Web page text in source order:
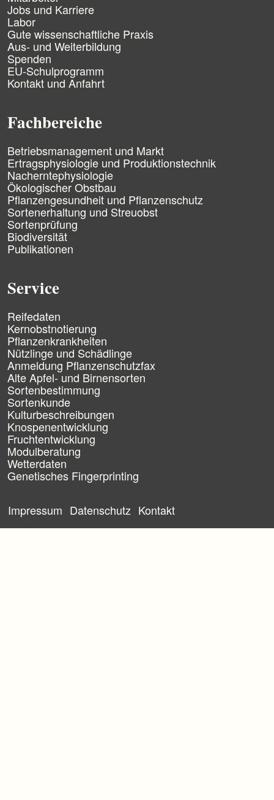
t
i
o
n
ü
b
e
r
r
n
g
e
n
Jobs und Karriere
Labor
Gute wissenschaftliche Praxis
Aus- und Weiterbildung
Spenden
EU-Schulprogramm
Kontakt und Anfahrt
Fachbereiche
N
a
v
i
g
a
t
i
o
n
e
r
p
r
i
n
g
e
n
Betriebsmanagement und Markt
Ertragsphysiologie und Produktionstechnik
Nacherntephysiologie
Ökologischer Obstbau
Pflanzengesundheit und Pflanzenschutz
Sortenerhaltung und Streuobst
Sortenprüfung
Biodiversität
Publikationen
Service
N
a
v
i
g
a
t
i
o
n
ü
b
e
r
s
p
n
g
Reifedaten
Kernobstnotierung
Pflanzenkrankheiten
Nützlinge und Schädlinge
Anmeldung Pflanzenschutzfax
Alte Apfel- und Birnensorten
Sortenbestimmung
Sortenkunde
Kulturbeschreibungen
Knospenentwicklung
Fruchtentwicklung
Modulberatung
Wetterdaten
Genetisches Fingerprinting
a
v
i
Impressum Datenschutz Kontakt